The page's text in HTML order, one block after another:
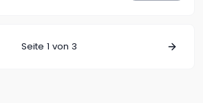
Seite 1 von 3